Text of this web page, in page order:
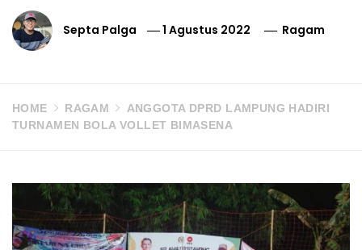
Septa Palga 1 Agustus 2022 Ragam
HOME RAGAM
ANGGOTA DPRD LAMPUNG HADIRI
TURNAMEN BOLA VOLLET BIMASENA